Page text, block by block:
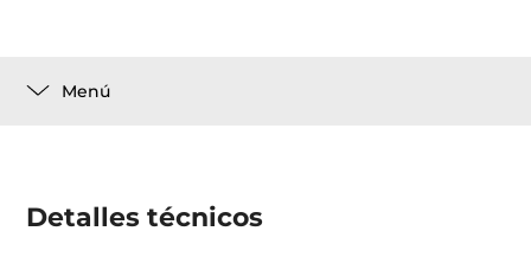
Menú
Detalles técnicos